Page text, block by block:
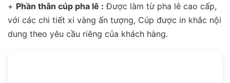
+ Phần thân cúp pha lê : Được làm từ pha lê cao cấp,
với các chi tiết xi vàng ấn tượng, Cúp được in khắc nội
dung theo yêu cầu riêng của khách hàng.